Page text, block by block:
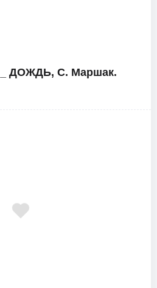
_ ДОЖДЬ, С. Маршак.